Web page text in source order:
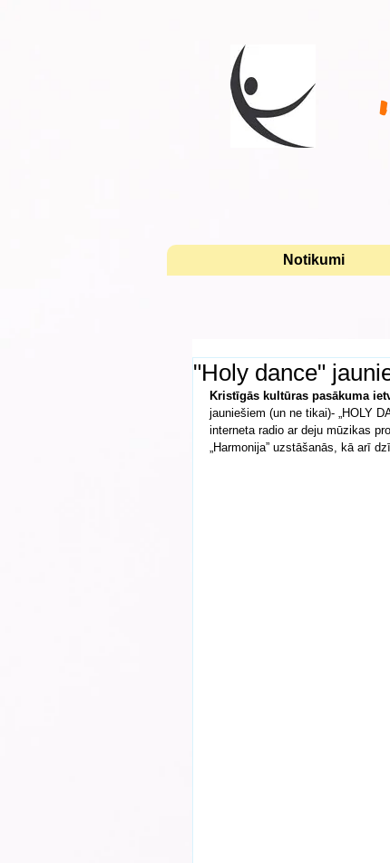
Notikumi
"Holy dance"
Kristīgās kultūras pasākuma
jauniešiem (un ne tikai)- „HOLY
interneta radio ar deju mūzikas
„Harmonija” uzstāšanās, kā arī